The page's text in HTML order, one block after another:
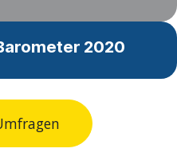
2020